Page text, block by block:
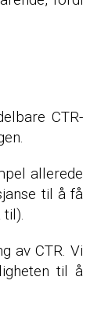
CTR-
allerede
til å få
av CTR. Vi
til å